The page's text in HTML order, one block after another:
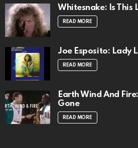
Whitesnake: Is This
READ MORE
Joe Esposito: Lady
READ MORE
Earth Wind And
Gone
READ MORE